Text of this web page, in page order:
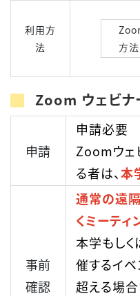
利用方
法
方法
Zoom ウェビナ
申請
申請必要
Zoomウェ
る者は、本
事前
確認
通常の遠
くミーティ
本学もし
催するイ
超える場合